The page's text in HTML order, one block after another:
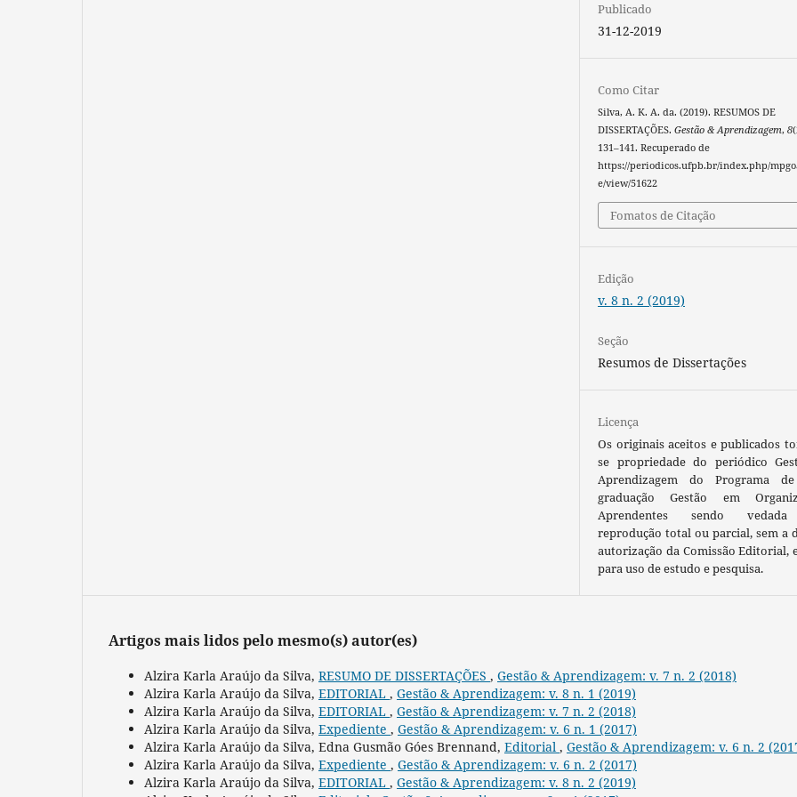
Publicado
31-12-2019
Como Citar
Silva, A. K. A. da. (2019). RESUMOS DE
DISSERTAÇÕES.Gestão & Aprendizagem,8
131–141. Recuperado de
https://periodicos.ufpb.br/index.php/
e/view/51622
Fomatos de Citação
Edição
v. 8 n. 2 (2019)
Seção
Resumos de Dissertações
Licença
Os originais aceitos e publicados
se propriedade do periódico
Aprendizagem do Programa
graduação Gestão em
Aprendentes sendo
reprodução total ou parcial, sem a
autorização da Comissão Editorial,
para uso de estudo e pesquisa.
Artigos mais lidos pelo mesmo(s) autor(es)
Alzira Karla Araújo da Silva, RESUMO DE DISSERTAÇÕES , Gestão & Aprendizagem: v. 7 n. 2 (2018)
Alzira Karla Araújo da Silva, EDITORIAL , Gestão & Aprendizagem: v. 8 n. 1 (2019)
Alzira Karla Araújo da Silva, EDITORIAL , Gestão & Aprendizagem: v. 7 n. 2 (2018)
Alzira Karla Araújo da Silva, Expediente , Gestão & Aprendizagem: v. 6 n. 1 (2017)
Alzira Karla Araújo da Silva, Edna Gusmão Góes Brennand, Editorial , Gestão & Aprendizagem: v. 6 n. 2
Alzira Karla Araújo da Silva, Expediente , Gestão & Aprendizagem: v. 6 n. 2 (2017)
Alzira Karla Araújo da Silva, EDITORIAL , Gestão & Aprendizagem: v. 8 n. 2 (2019)